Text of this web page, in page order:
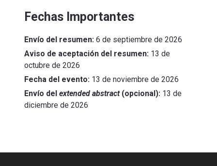
Fechas Importantes
Envío del resumen: 6 de septiembre de 2026
Aviso de aceptación del resumen: 13 de
octubre de 2026
Fecha del evento: 13 de noviembre de 2026
Envío del extended abstract(opcional): 13 de
diciembre de 2026